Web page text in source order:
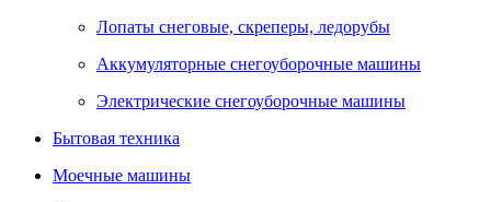
Лопаты снеговые, скреперы, ледорубы
Аккумуляторные снегоуборочные машины
Электрические снегоуборочные машины
Бытовая техника
Моечные машины